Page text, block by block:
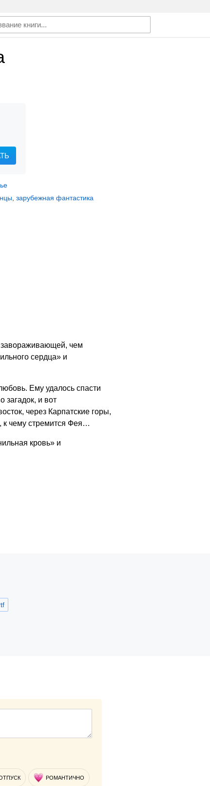
зарубежная фантастика
чем
сердца» и
Ему удалось спасти
загадок, и вот
через Карпатские горы,
к чему стремится Фея…
кровь» и
РОМАНТИЧНО